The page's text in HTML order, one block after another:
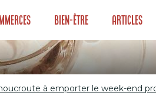
Bien-être Articles
à emporter le week-end